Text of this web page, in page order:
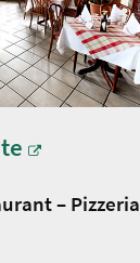
– Pizzeria